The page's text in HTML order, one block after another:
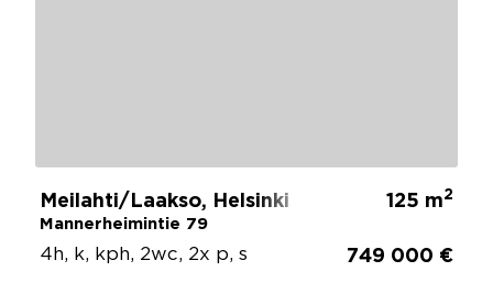
Meilahti/Laakso, Helsinki
Mannerheimintie 79
125 m2
4h, k, kph, 2wc, 2x p, s 749 000 €